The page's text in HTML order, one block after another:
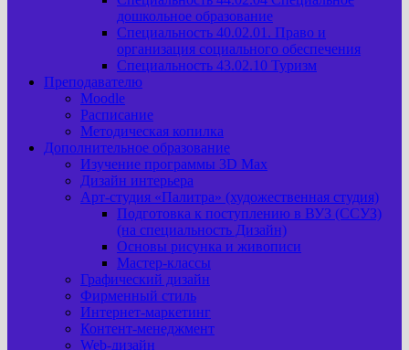
дошкольное образование
Специальность 40.02.01. Право и
организация социального обеспечения
Специальность 43.02.10 Туризм
Преподавателю
Moodle
Расписание
Методическая копилка
Дополнительное образование
Изучение программы 3D Max
Дизайн интерьера
Арт-cтудия «Палитра» (художественная студия)
Подготовка к поступлению в ВУЗ (ССУЗ)
(на специальность Дизайн)
Основы рисунка и живописи
Мастер-классы
Графический дизайн
Фирменный стиль
Интернет-маркетинг
Контент-менеджмент
Web-дизайн